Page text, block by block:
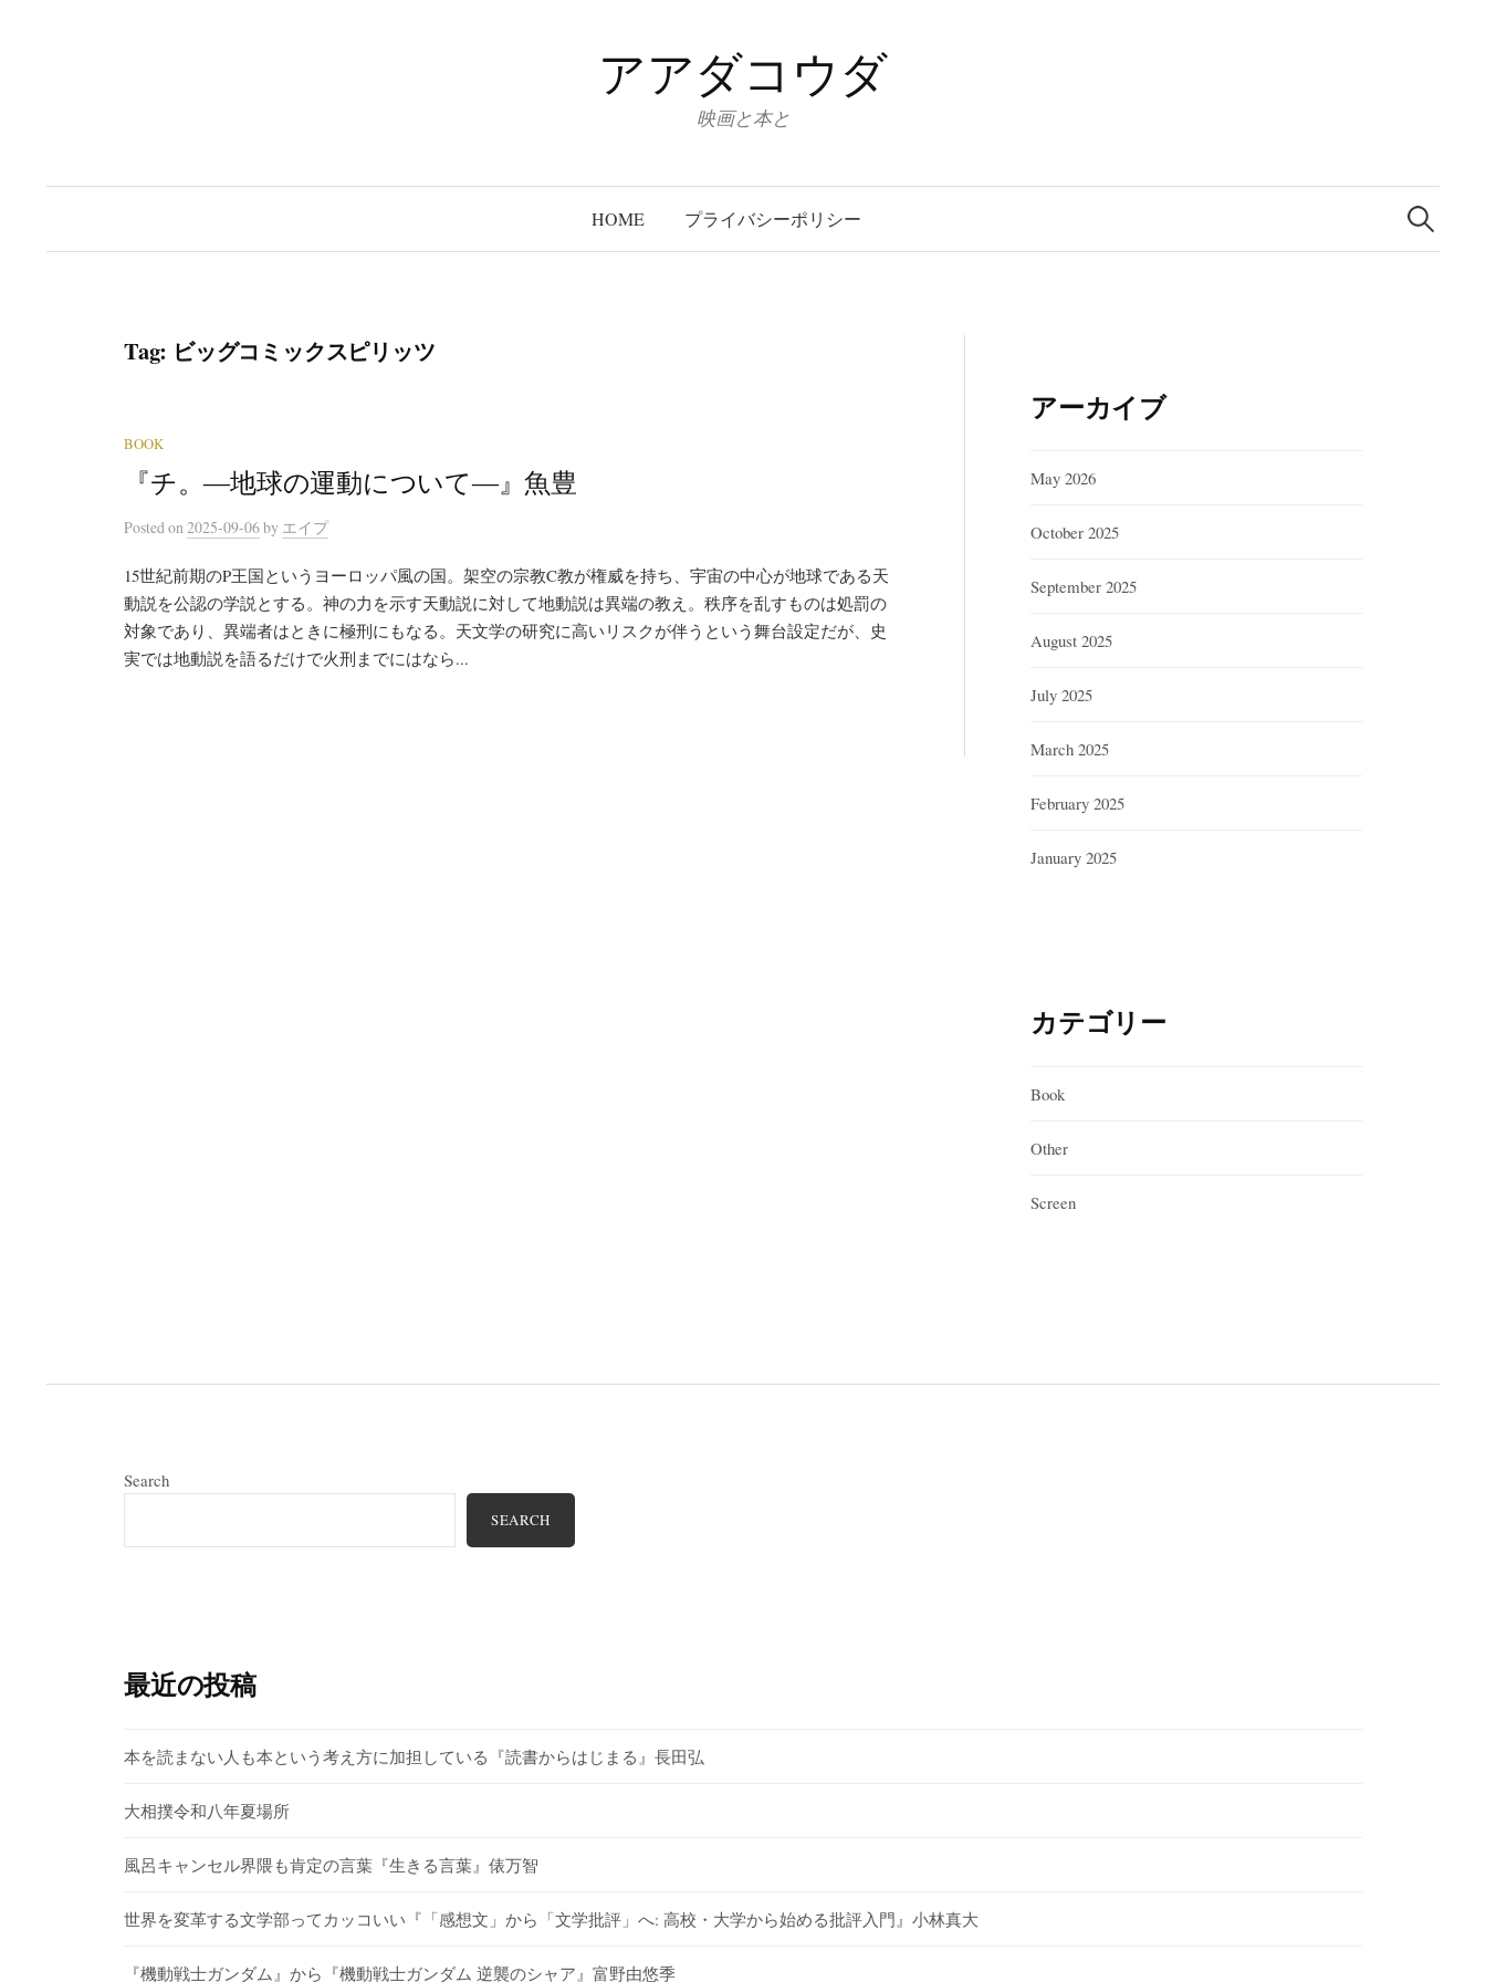
アアダコウダ
映画と本と
HOME プライバシーポリシー
Search
for:
Tag: ビッグコミックスピリッツ
BOOK
『チ。―地球の運動について―』魚豊
Postedon 2025-09-06by エイプ
15世紀前期のP王国というヨーロッパ風の国。架空の宗教C教が権威を持ち、宇宙の中心が地球である天
動説を公認の学説とする。神の力を示す天動説に対して地動説は異端の教え。秩序を乱すものは処罰の
対象であり、異端者はときに極刑にもなる。天文学の研究に高いリスクが伴うという舞台設定だが、史
実では地動説を語るだけで火刑までにはなら...
アーカイブ
May 2026
October 2025
September 2025
August 2025
July 2025
March 2025
February 2025
January 2025
カテゴリー
Book
Other
Screen
Search
SEARCH
最近の投稿
本を読まない人も本という考え方に加担している『読書からはじまる』長田弘
大相撲令和八年夏場所
風呂キャンセル界隈も肯定の言葉『生きる言葉』俵万智
世界を変革する文学部ってカッコいい『「感想文」から「文学批評」へ: 高校・大学から始める批評入門』小林真大
『機動戦士ガンダム』から『機動戦士ガンダム 逆襲のシャア』富野由悠季